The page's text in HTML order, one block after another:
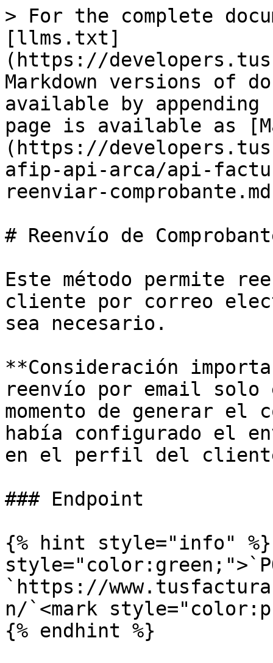
> For the complete
[llms.txt]
(https://
Markdown versions of
available by
page is available as
(https://
afip-api-arca/api-
reenviar-
# Reenvío de
Este método permite
cliente por correo
sea necesario.
**Consideración
reenvío por email
momento de generar el
había configurado el
en el perfil del
### Endpoint
{% hint style="info" %}
`https://
n/`<mark
{% endhint %}